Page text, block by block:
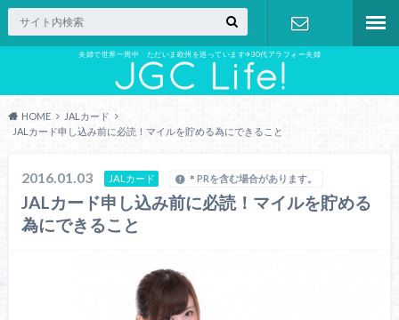
夫婦で世界一周中 ただいま欧州を巡っています✈︎30代アラフォー夫婦
お問い合わ
HOME
JALカード
JALカード申し込み前に必読！マイルを貯める為にできること
2016.01.03 JALカード ＊PRを含む場合があります。
JALカード申し込み前に必読！マイルを貯める
為にできること